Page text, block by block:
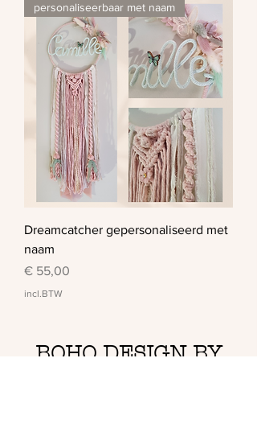
personaliseerbaar met naam
Dreamcatcher gepersonaliseerd met
naam
Prijs
€ 55,00
incl.BTW
BOHO DESIGN BY